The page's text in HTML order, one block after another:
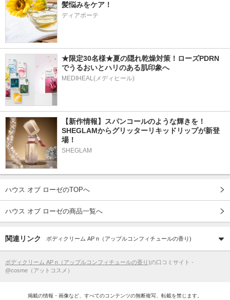
髪悩みをケア！
ディアボーテ
★限定30名様★夏の隠れ乾燥対策！ローズPDRN
でうるおいとハリのある肌印象へ
MEDIHEAL(メディヒール)
【新作情報】スパンコールのような輝きを！
SHEGLAMからグリッターリキッドリップが新登
場！
SHEGLAM
ハウス オブ ローゼのTOPへ
ハウス オブ ローゼの商品一覧へ
関連リンク ボディクリーム AP n（アップルコンフィチュールの香り)
ボディクリーム AP n（アップルコンフィチュールの香り)の口コミサイト -
@cosme（アットコスメ）
掲載の情報・画像など、すべてのコンテンツの無断複写、転載を禁じます。